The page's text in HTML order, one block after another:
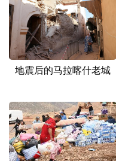
地震后的马拉喀什老城